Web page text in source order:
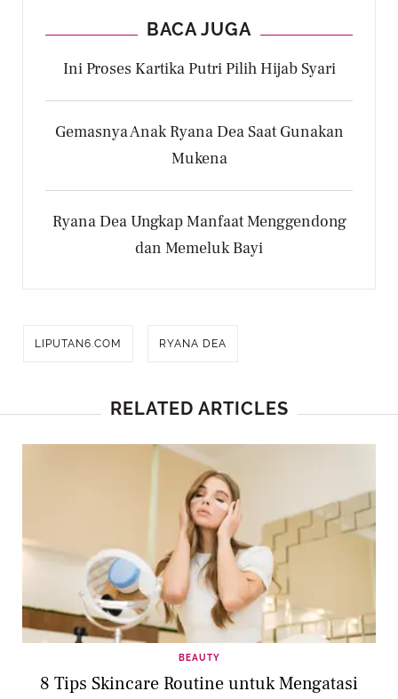
BACA JUGA
Ini Proses Kartika Putri Pilih Hijab Syari
Gemasnya Anak Ryana Dea Saat Gunakan
Mukena
Ryana Dea Ungkap Manfaat Menggendong
dan Memeluk Bayi
LIPUTAN6.COM RYANA DEA
RELATED ARTICLES
BEAUTY
8 Tips Skincare Routine untuk Mengatasi